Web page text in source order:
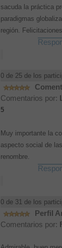
sacuda la práctica
paradigmas
región.
0 de 25 de los
Comentarios por:
5
Muy importante la
aspecto social de
renombre.
0 de 31 de los
Perfil
Comentarios por: